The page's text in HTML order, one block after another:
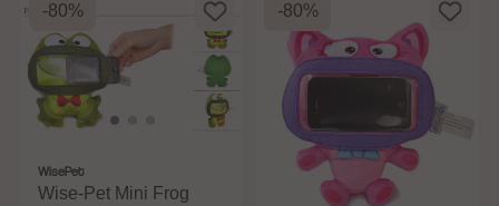
-80%
WisePet
Wise-Pet Mini Frog
-80%